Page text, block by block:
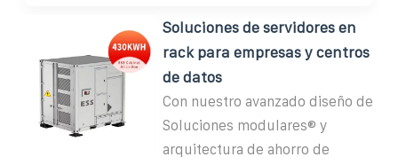
Soluciones de servidores en
rack para empresas y centros
de datos
Con nuestro avanzado diseño de
Soluciones modulares® y
arquitectura de ahorro de